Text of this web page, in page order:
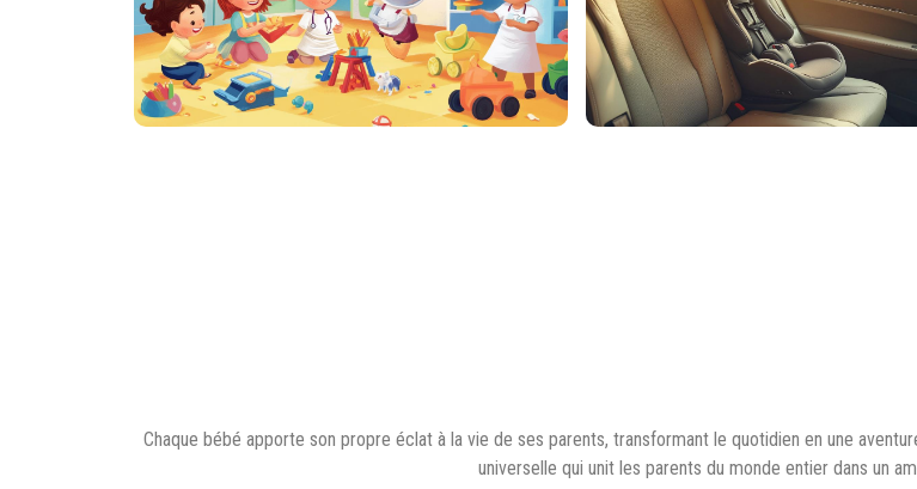
Chaque bébé apporte son propre éclat à la vie de ses parents, transformant le quotidien en une
universelle qui unit les parents du monde entier dans un